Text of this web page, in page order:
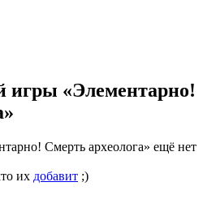
игры «Элементарно!
Смерть археолога» ещё нет
их добавит ;)